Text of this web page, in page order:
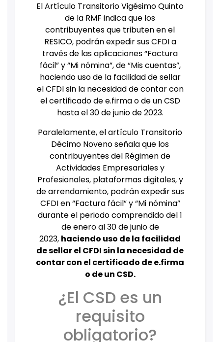
El Artículo Transitorio Vigésimo Quinto
de la RMF indica que los
contribuyentes que tributen en el
RESICO, podrán expedir sus CFDI a
través de las aplicaciones “Factura
fácil” y “Mi nómina”, de “Mis cuentas”,
haciendo uso de la facilidad de sellar
el CFDI sin la necesidad de contar con
el certificado de e.firma o de un CSD
hasta el 30 de junio de 2023.
Paralelamente, el artículo Transitorio
Décimo Noveno señala que los
contribuyentes del Régimen de
Actividades Empresariales y
Profesionales, plataformas digitales, y
de arrendamiento, podrán expedir sus
CFDI en “Factura fácil” y “Mi nómina”
durante el periodo comprendido del 1
de enero al 30 de junio de
2023, haciendo uso de la facilidad
de sellar el CFDI sin la necesidad de
contar con el certificado de e.firma
o de un CSD.
¿El CSD es un
requisito
obligatorio?